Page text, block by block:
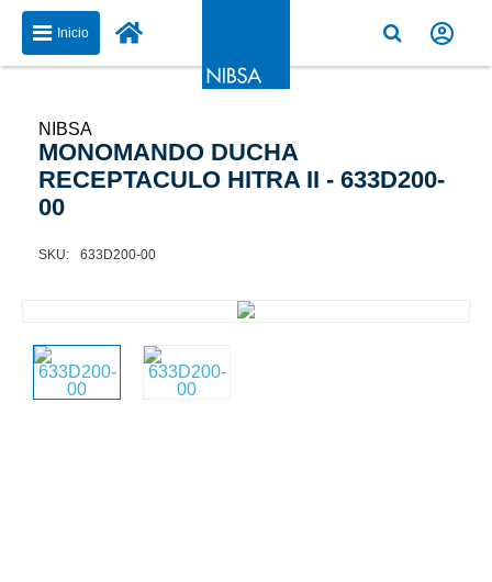
Inicio
NIBSA
MONOMANDO DUCHA
RECEPTACULO HITRA II - 633D200-
00
633D200-00